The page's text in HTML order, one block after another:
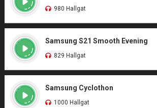
980 Hallgat
Samsung S21 Smooth Evening
829 Hallgat
Samsung Cyclothon
1000 Hallgat